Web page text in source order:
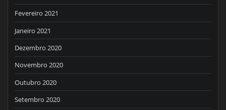
Fevereiro 2021
Janeiro 2021
Dezembro 2020
Novembro 2020
Outubro 2020
Setembro 2020